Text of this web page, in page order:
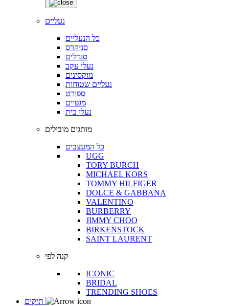
נעליים
כל הנעליים
סניקרס
סנדלים
נעלי עקב
מוקסינים
נעליים שטוחות
ספורט
מגפיים
נעלי בית
מותגים מובילים
כל המעצבים
UGG
TORY BURCH
MICHAEL KORS
TOMMY HILFIGER
DOLCE & GABBANA
VALENTINO
BURBERRY
JIMMY CHOO
BIRKENSTOCK
SAINT LAURENT
קנה לפי
ICONIC
BRIDAL
TRENDING SHOES